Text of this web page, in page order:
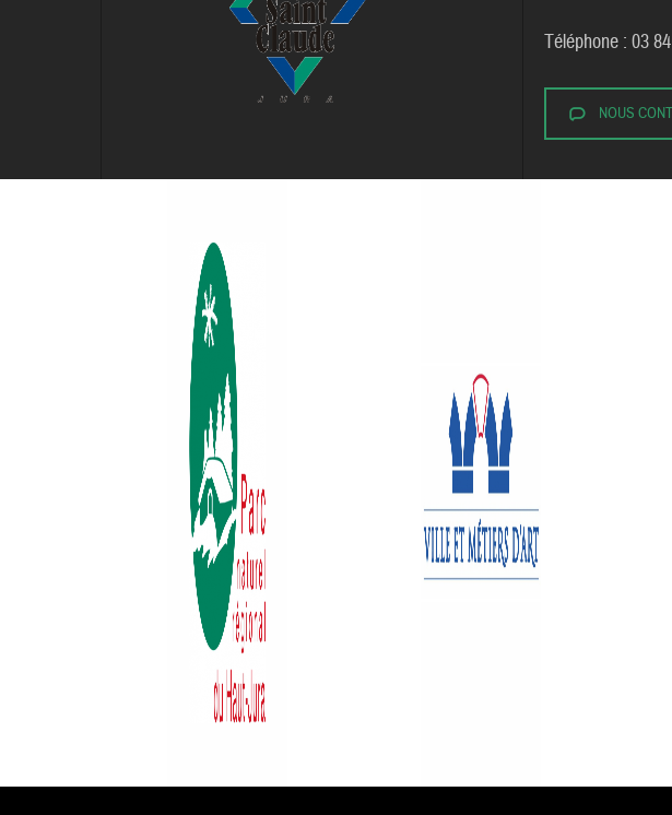
Téléphone : 03
NOUS